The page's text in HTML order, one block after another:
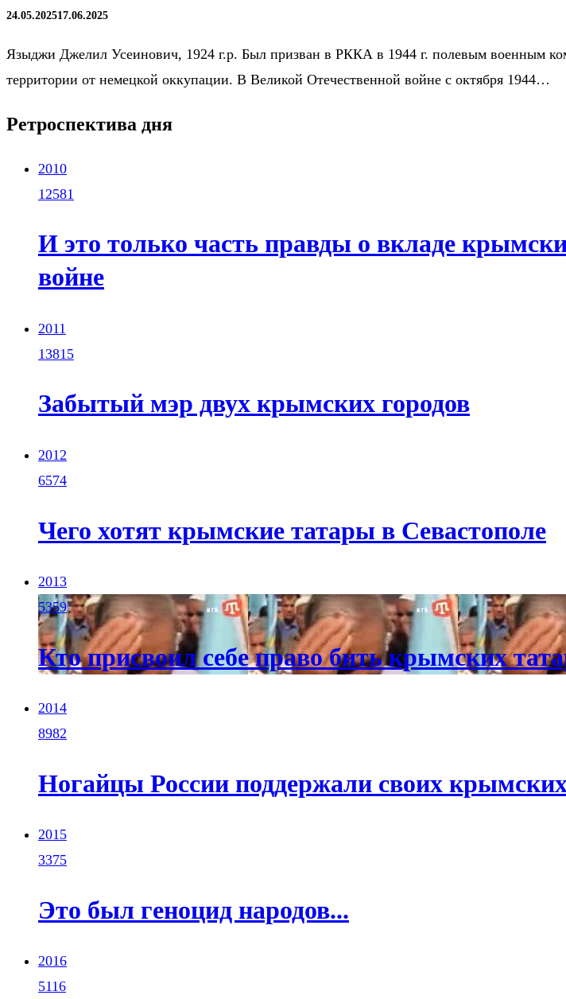
24.05.202517.06.2025
Языджи Джелил Усеинович, 1924 г.р. Был призван в РККА в 1944 г. полевым военным
территории от немецкой оккупации. В Великой Отечественной войне с октября 1944…
Ретроспектива дня
2010
12581
И это только часть правды о вкладе
войне
2011
13815
Забытый мэр двух крымских городов
2012
6574
Чего хотят крымские татары в Севастополе
2013
5359
Кто присвоил себе право бить крымских
2014
8982
Ногайцы России поддержали своих
2015
3375
Это был геноцид народов...
2016
5116